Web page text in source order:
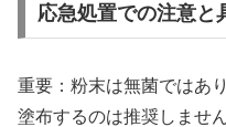
応急処置での注意と
重要：粉末は無菌ではあ
塗布するのは推奨しませ